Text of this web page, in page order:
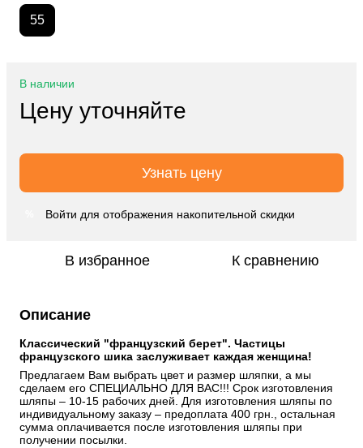
55
В наличии
Цену уточняйте
Узнать цену
Войти для отображения накопительной скидки
В избранное К сравнению
Описание
Классический "французский берет". Частицы
французского шика заслуживает каждая женщина!
Предлагаем Вам выбрать цвет и размер шляпки, а мы
сделаем его СПЕЦИАЛЬНО ДЛЯ ВАС!!! Срок изготовления
шляпы – 10-15 рабочих дней. Для изготовления шляпы по
индивидуальному заказу – предоплата 400 грн., остальная
сумма оплачивается после изготовления шляпы при
получении посылки.